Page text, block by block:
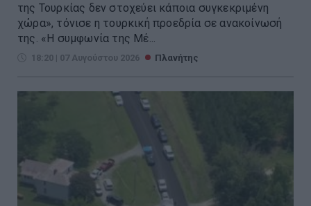
της Τουρκίας δεν στοχεύει κάποια συγκεκριμένη
χώρα», τόνισε η τουρκική προεδρία σε ανακοίνωσή
της. «Η συμφωνία της Μέ...
18:20 | 07 Αυγούστου 2026 Πλανήτης